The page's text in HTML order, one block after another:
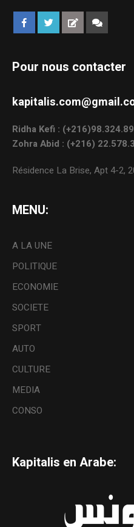
Pour nous contacter
Ridha Kefi :
Zohra Abid : (+216)
Résidence La Brise, Apt 4-2,
MENU:
A LA UNE
POLITIQUE
ECONOMIE
SOCIETE
SPORT
AUTO
CULTURE
MEDIA
CONSO
Kapitalis en Arabe: